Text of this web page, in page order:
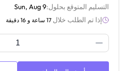
التسليم المتوقع بحلول:Sun, Aug 9
إذا تم الطلب خلال 17 ساعة و 16 دقيقة